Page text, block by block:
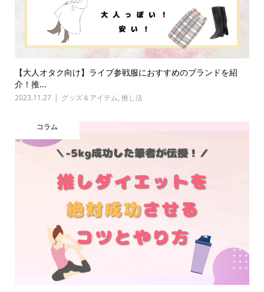
【大人オタク向け】ライブ参戦服におすすめのブランドを紹
介！推...
2023.11.27 グッズ＆アイテム, 推し活
コラム